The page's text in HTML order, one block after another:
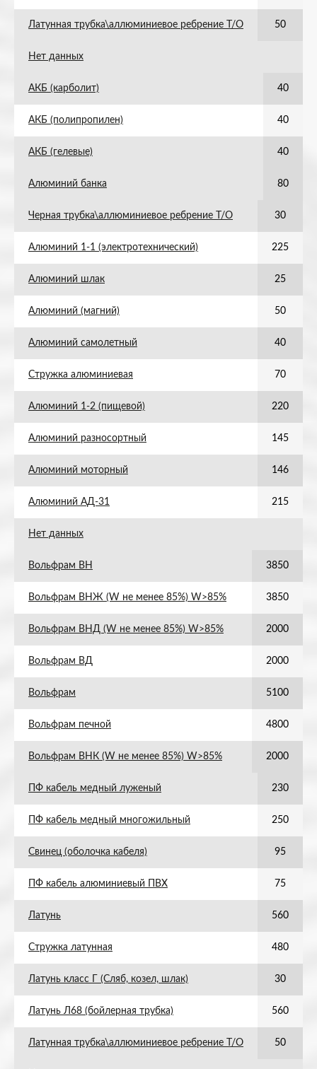
Латунная трубка\аллюминиевое ребрение Т/О 50
Нет данных
АКБ (карболит) 40
АКБ (полипропилен) 40
АКБ (гелевые) 40
Алюминий банка 80
Черная трубка\аллюминиевое ребрение Т/О 30
Алюминий 1-1 (электротехнический) 225
Алюминий шлак 25
Алюминий (магний) 50
Алюминий самолетный 40
Стружка алюминиевая 70
Алюминий 1-2 (пищевой) 220
Алюминий разносортный 145
Алюминий моторный 146
Алюминий АД-31 215
Нет данных
Вольфрам ВН 3850
Вольфрам ВНЖ (W не менее 85%) W>85% 3850
Вольфрам ВНД (W не менее 85%) W>85% 2000
Вольфрам ВД 2000
Вольфрам 5100
Вольфрам печной 4800
Вольфрам ВНК (W не менее 85%) W>85% 2000
ПФ кабель медный луженый 230
ПФ кабель медный многожильный 250
Свинец (оболочка кабеля) 95
ПФ кабель алюминиевый ПВХ 75
Латунь 560
Стружка латунная 480
Латунь класс Г (Сляб, козел, шлак) 30
Латунь Л68 (бойлерная трубка) 560
Латунная трубка\аллюминиевое ребрение Т/О 50